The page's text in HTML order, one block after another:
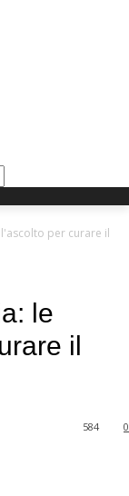
per curare il
le
il
0
584